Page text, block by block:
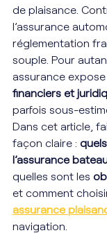
de plaisance.
l’assurance
réglementation
souple. Pour
assurance
financiers et
parfois sous-
Dans cet article,
façon claire :
l’assurance
quelles sont les
et comment
assurance
navigation.